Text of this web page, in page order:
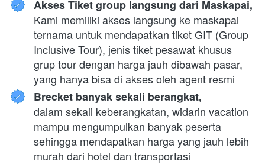
Akses Tiket group langsung dari Maskapai,
Kami memiliki akses langsung ke maskapai
ternama untuk mendapatkan tiket GIT (Group
Inclusive Tour), jenis tiket pesawat khusus
grup tour dengan harga jauh dibawah pasar,
yang hanya bisa di akses oleh agent resmi
Brecket banyak sekali berangkat,
dalam sekali keberangkatan, widarin vacation
mampu mengumpulkan banyak peserta
sehingga mendapatkan harga yang jauh lebih
murah dari hotel dan transportasi